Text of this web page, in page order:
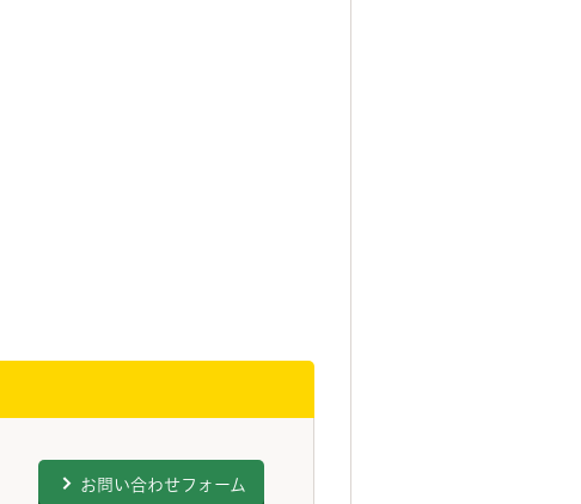
お問い合わせフォーム